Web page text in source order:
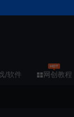
/软件 网创教程